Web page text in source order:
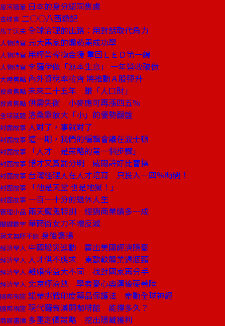
星河隨筆 日本的身分認同焦慮
去梯言 二○○八西遊記
馬丁沃夫 全球治理的出路：用對話取代角力
人物特寫 元大馬家的爛蘋果成功學
人物特寫 用經營權換金援 重回ＬＥＤ第一線
人物特寫 李羅伊做「無本生意」 一年營收破億
大陸焦點 內外資稅率拉齊 將推動Ａ股彈升
投資焦點 未來二十五年 賺「人口財」
投資焦點 供需失衡 小麥應可再漲四五％
全球話題 洛桑靠放大「小」的優勢翻盤
封面故事 人對了，事就對了
封面故事 這一期，我們的編輯會議在波士頓
封面故事 「人才 是策略的第一個步驟」
封面故事 惜才又賞罰分明 威爾許好比曹操
封面故事 台灣經理人在人才培育 只投入一四％時間！
封面故事 「他是天堂 也是地獄！」
封面故事 一百一十分的退休人生
管理小品 兩天魔鬼特訓 經銷商業績多一成
關鍵數字 華爾街女力不增反減
英文無所不談 身後褒揚
經濟學人 中國股災連動 震出美國經濟隱憂
經濟學人 人才供不應求 東歐軟體業遇瓶頸
經濟學人 離婚權益大不同 找對國家再分手
經濟學人 北京經濟熱 學者憂心奧運後硬著陸
國際視窗 諾華挑戰印度藥品保護法 牽動全球神經
國際視窗 現代羅賓漢開咖啡館 能撐多久？
商周書摘 多重定價策略 挖出隱藏獲利